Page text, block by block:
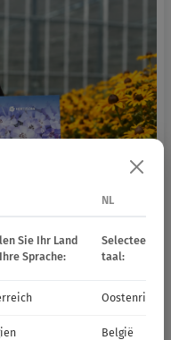
NL
Sie Ihr Land
Sprache:
Selecteer uw
taal:
Oostenrijk
België